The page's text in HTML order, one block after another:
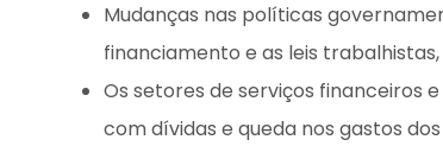
Mudanças nas políticas
financiamento e as leis
Os setores de serviços financeiros
com dívidas e queda nos gastos